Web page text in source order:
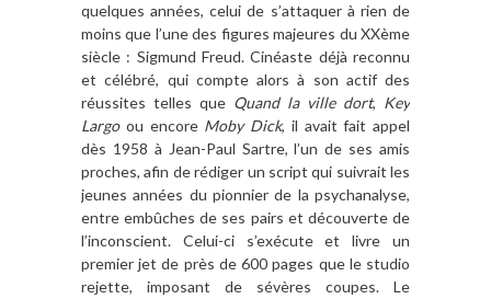
quelques années, celui de s’attaquer à rien de
moins que l’une des figures majeures du XXème
siècle : Sigmund Freud. Cinéaste déjàreconnu
et célébré, qui compte alorsà son actif des
réussites telles que Quand la ville dort, Key
Largo ou encore Moby Dick, il avait fait appel
dès 1958 à Jean-Paul Sartre, l’un de ses amis
proches, afin de rédiger un script qui suivrait les
jeunes années du pionnier de la psychanalyse,
entre embûches de ses pairs et découverte de
l’inconscient. Celui-ci s’exécute et livre un
premier jet de près de 600 pages que le studio
rejette, imposant de sévères coupes. Le